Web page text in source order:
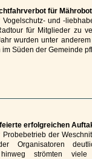
für
Vogelschutz- und -
für Mitglieder zu
wurden unter
im Süden der Gemeinde
erfolgreichen
Probebetrieb der
Organisatoren
hinweg strömten